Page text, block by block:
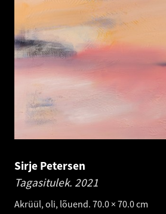
Sirje Petersen
Tagasitulek. 2021
Akrüül, oli, lõuend. 70.0 × 70.0 cm